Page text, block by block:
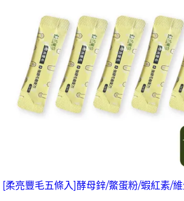
[柔亮豐毛五條入]酵母鋅/鱉蛋粉/蝦紅素/